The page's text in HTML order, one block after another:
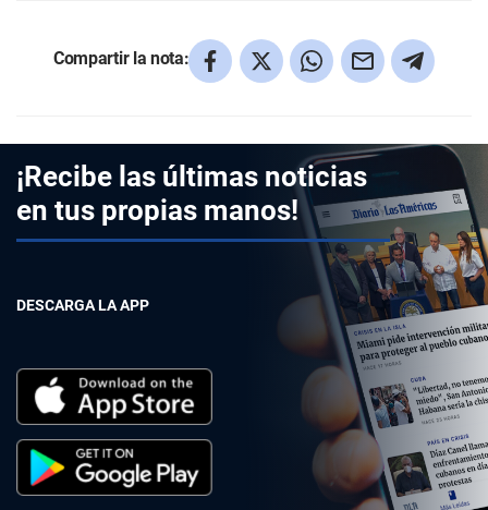
Compartir la nota:
¡Recibe las últimas noticias
en tus propias manos!
DESCARGA LA APP